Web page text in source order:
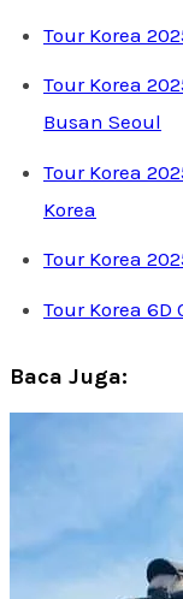
Tour Korea
Tour Korea
Busan Seoul
Tour Korea
Korea
Tour Korea
Tour Korea 6D
Baca Juga: